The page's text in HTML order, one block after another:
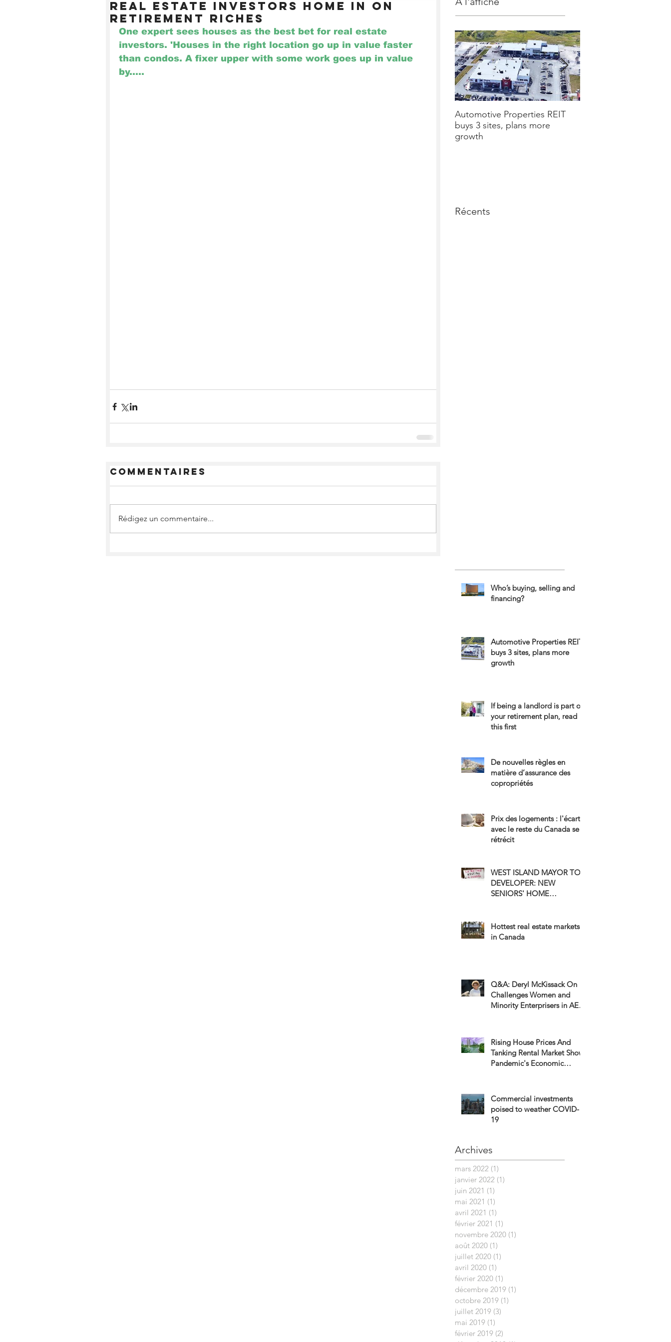
Real estate investors home in on
retirement riches
One expert sees houses as the best bet for real estate
investors. 'Houses in the right location go up in value faster
than condos. A fixer upper with some work goes up in value
by.....
Commentaires
Rédigez un commentaire...
Automotive Properties REIT
buys 3 sites, plans more
growth
Récents
Who’s buying, selling and
financing?
Automotive Properties REIT
buys 3 sites, plans more
growth
If being a landlord is part of
your retirement plan, read
this first
De nouvelles règles en
matière d’assurance des
copropriétés
Prix des logements : l'écart
avec le reste du Canada se
rétrécit
WEST ISLAND MAYOR TO
DEVELOPER: NEW
SENIORS' HOME
Hottest real estate markets
in Canada
Q&A: Deryl McKissack On
Challenges Women and
Minority Enterprisers in AEC
Rising House Prices And
Tanking Rental Market Show
Pandemic's Economic
Commercial investments
poised to weather COVID-
19
Archives
mars 2022 (1)
janvier 2022 (1)
juin 2021 (1)
mai 2021 (1)
avril 2021 (1)
février 2021 (1)
novembre 2020 (1)
août 2020 (1)
juillet 2020 (1)
avril 2020 (1)
février 2020 (1)
décembre 2019 (1)
octobre 2019 (1)
juillet 2019 (3)
mai 2019 (1)
février 2019 (2)